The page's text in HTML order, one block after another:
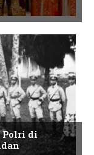
Polri di